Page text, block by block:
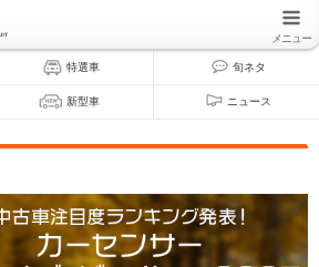
メニュー
特選車 旬ネタ
新型車 ニュース